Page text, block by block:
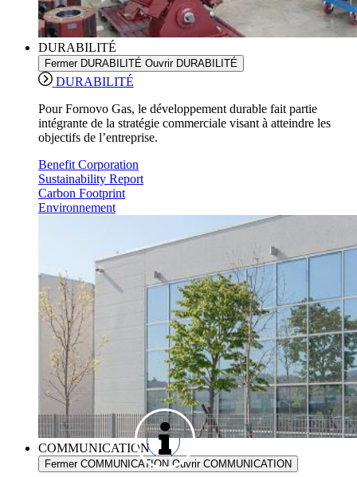
DURABILITÉ
Fermer DURABILITÉ Ouvrir DURABILITÉ
DURABILITÉ
Pour Fornovo Gas, le développement durable fait partie
intégrante de la stratégie commerciale visant à atteindre les
objectifs de l’entreprise.
Benefit Corporation
Sustainability Report
Carbon Footprint
Environnement
COMMUNICATION
Fermer COMMUNICATION Ouvrir COMMUNICATION